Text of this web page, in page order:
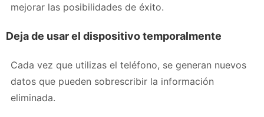
mejorar las posibilidades de éxito.
Deja de usar el dispositivo temporalmente
Cada vez que utilizas el teléfono, se generan nuevos
datos que pueden sobrescribir la información
eliminada.